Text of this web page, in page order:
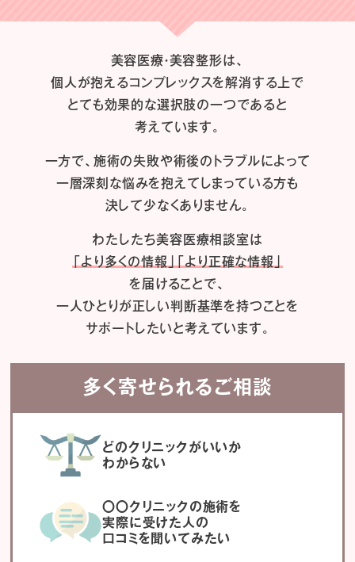
美容医療・美容整形は、
個人が抱えるコンプレックスを解消する上で
とても効果的な選択肢の一つであると
考えています。
一方で、施術の失敗や術後のトラブルによって
一層深刻な悩みを抱えてしまっている方も
決して少なくありません。
わたしたち美容医療相談室は
「より多くの情報」「より正確な情報」
を届けることで、
一人ひとりが正しい判断基準を持つことを
サポートしたいと考えています。
多く寄せられるご相談
どのクリニックがいいか
わからない
〇〇クリニックの施術を
実際に受けた人の
口コミを聞いてみたい